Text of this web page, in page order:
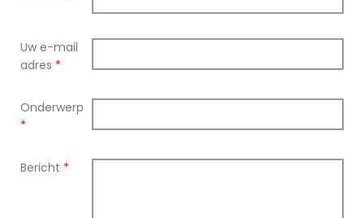
Uw e-mail
adres *
Onderwerp
*
Bericht *